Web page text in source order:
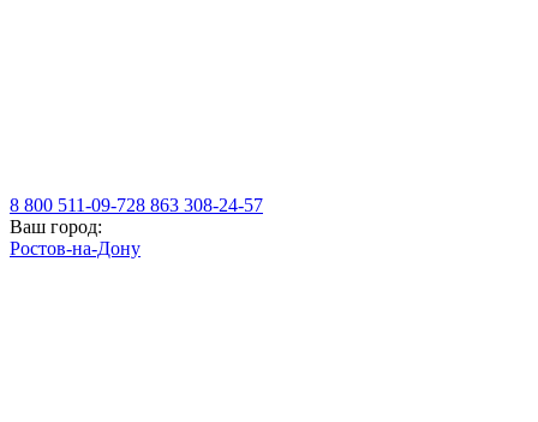
8 800 511-09-728 863 308-24-57
Ваш город:
Ростов-на-Дону